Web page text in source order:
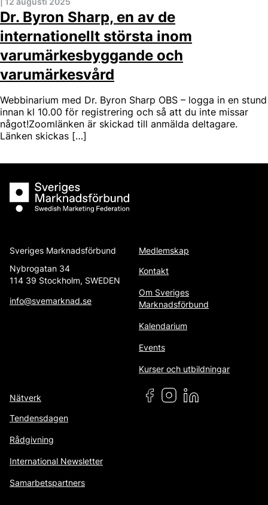
Dr. Byron Sharp, en av de
internationellt största inom
varumärkesbyggande och
varumärkesvård
Webbinarium med Dr. Byron Sharp OBS – logga in en stund
innan kl 10.00 för registrering och så att du inte missar
något!Zoomlänken är skickad till anmälda deltagare.
Länken skickas […]
Sveriges Marknadsförbund
Sveriges Marknadsförbund
Nybrogatan 34
114 39 Stockholm, SWEDEN
info@svemarknad.se
Medlemskap
Kontakt
Om Sveriges
Marknadsförbund
Kalendarium
Events
Kurser och utbildningar
Nätverk
Tendensdagen
Rådgivning
International Newsletter
Samarbetspartners